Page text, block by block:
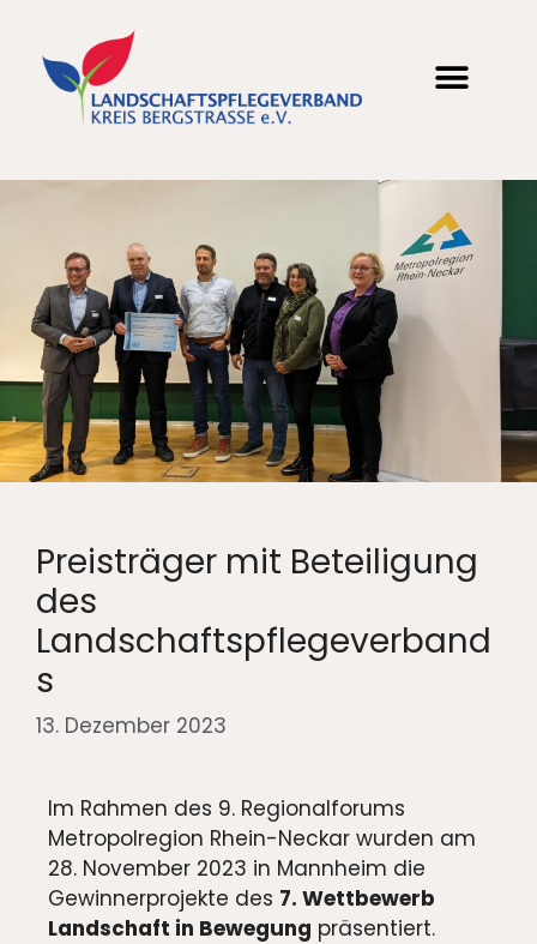
Preisträger mit Beteiligung
des
Landschaftspflegeverband
s
13. Dezember 2023
Im Rahmen des 9. Regionalforums
Metropolregion Rhein-Neckar wurden am
28. November 2023 in Mannheim die
Gewinnerprojekte des 7. Wettbewerb
Landschaft in Bewegung präsentiert.